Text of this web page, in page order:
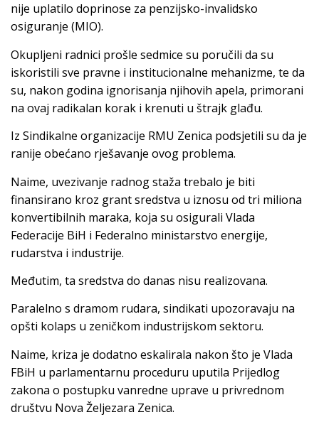
nije uplatilo doprinose za penzijsko-invalidsko
osiguranje (MIO).
Okupljeni radnici prošle sedmice su poručili da su
iskoristili sve pravne i institucionalne mehanizme, te da
su, nakon godina ignorisanja njihovih apela, primorani
na ovaj radikalan korak i krenuti u štrajk glađu.
Iz Sindikalne organizacije RMU Zenica podsjetili su da je
ranije obećano rješavanje ovog problema.
Naime, uvezivanje radnog staža trebalo je biti
finansirano kroz grant sredstva u iznosu od tri miliona
konvertibilnih maraka, koja su osigurali Vlada
Federacije BiH i Federalno ministarstvo energije,
rudarstva i industrije.
Međutim, ta sredstva do danas nisu realizovana.
Paralelno s dramom rudara, sindikati upozoravaju na
opšti kolaps u zeničkom industrijskom sektoru.
Naime, kriza je dodatno eskalirala nakon što je Vlada
FBiH u parlamentarnu proceduru uputila Prijedlog
zakona o postupku vanredne uprave u privrednom
društvu Nova Željezara Zenica.